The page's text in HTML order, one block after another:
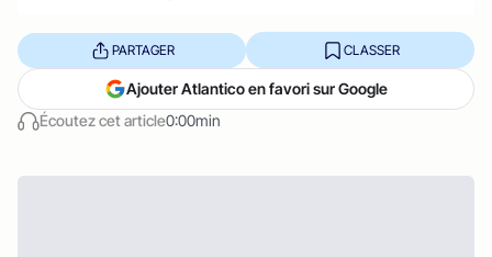
Écoutez cet article0:00min
PARTAGER CLASSER
Ajouter Atlantico en favori sur Google